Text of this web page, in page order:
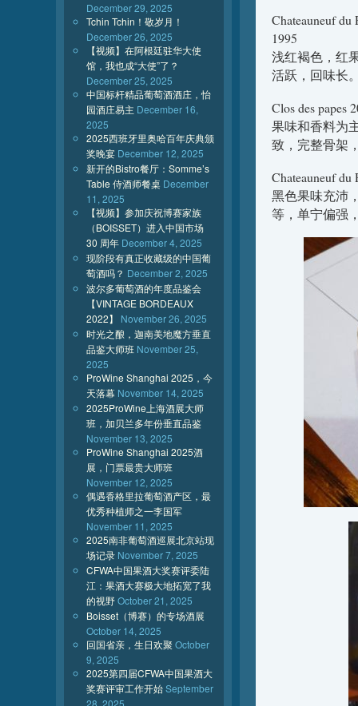
Chateauneuf du
1995
浅红褐色，红
活跃，回味长
Clos des papes
果味和香料为
致，完整骨架
Chateauneuf du
黑色果味充沛
等，单宁偏强
December 29, 2025
Tchin Tchin！敬岁月！
December 26, 2025
【视频】在阿根廷驻华大使
馆，我也成“大使”了？
December 25, 2025
中国标杆精品葡萄酒酒庄，怡
园酒庄易主 December 16,
2025
2025西班牙里奥哈百年庆典颁
奖晚宴 December 12, 2025
新开的Bistro餐厅：Somme’s
Table 侍酒师餐桌 December
11, 2025
【视频】参加庆祝博赛家族
（BOISSET）进入中国市场
30 周年 December 4, 2025
现阶段有真正收藏级的中国葡
萄酒吗？ December 2, 2025
波尔多葡萄酒的年度品鉴会
【VINTAGE BORDEAUX
2022】
November 26, 2025
时光之酿，迦南美地魔方垂直
品鉴大师班 November 25,
2025
ProWine Shanghai 2025，今
天落幕 November 14, 2025
2025ProWine上海酒展大师
班，加贝兰多年份垂直品鉴
November 13, 2025
ProWine Shanghai 2025酒
展，门票最贵大师班
November 12, 2025
偶遇香格里拉葡萄酒产区，最
优秀种植师之一李国军
November 11, 2025
2025南非葡萄酒巡展北京站现
场记录 November 7, 2025
CFWA中国果酒大奖赛评委陆
江：果酒大赛极大地拓宽了我
的视野October 21, 2025
Boisset（博赛）的专场酒展
October 14, 2025
回国省亲，生日欢聚 October
9, 2025
2025第四届CFWA中国果酒大
奖赛评审工作开始September
28, 2025